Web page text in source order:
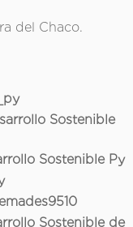
del Chaco.
Sostenible
Sostenible Py
Sostenible de